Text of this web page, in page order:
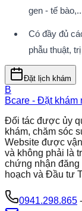
gen - tế
Có đầy đủ
phẫu thuật,
Đặt lịch khám
B
Bcare - Đặt khám
Đối tác được ủy
khám, chăm sóc
Website được
và không phải là
chứng nhận
hoạch và Đầu tư
0941.298.865 -